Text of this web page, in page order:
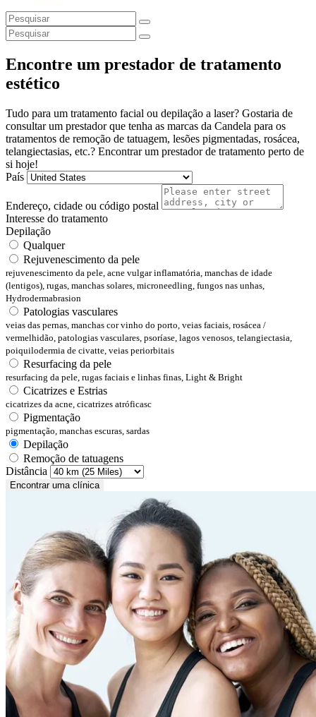
Encontre um prestador de tratamento
estético
Tudo para um tratamento facial ou depilação a laser? Gostaria de
consultar um prestador que tenha as marcas da Candela para os
tratamentos de remoção de tatuagem, lesões pigmentadas, rosácea,
telangiectasias, etc.? Encontrar um prestador de tratamento perto de
si hoje!
País
Endereço, cidade ou código postal
Interesse do tratamento
Depilação
Qualquer
Rejuvenescimento da pele
rejuvenescimento da pele, acne vulgar inflamatória, manchas de idade
(lentigos), rugas, manchas solares, microneedling, fungos nas unhas,
Hydrodermabrasion
Patologias vasculares
veias das pernas, manchas cor vinho do porto, veias faciais, rosácea /
vermelhidão, patologias vasculares, psoríase, lagos venosos, telangiectasia,
poiquilodermia de civatte, veias periorbitais
Resurfacing da pele
resurfacing da pele, rugas faciais e linhas finas, Light & Bright
Cicatrizes e Estrias
cicatrizes da acne, cicatrizes atróficasc
Pigmentação
pigmentação, manchas escuras, sardas
Depilação
Remoção de tatuagens
Distância
Encontrar uma clínica